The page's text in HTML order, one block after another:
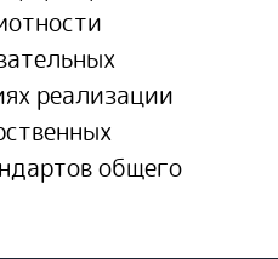
реализации
общего